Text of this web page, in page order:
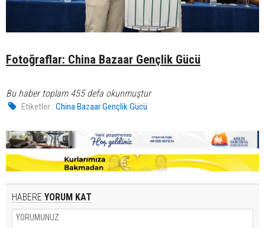
Fotoğraflar: China Bazaar Gençlik Gücü
Bu haber toplam 455 defa okunmuştur
Etiketler : China Bazaar Gençlik Gücü
HABERE YORUM KAT